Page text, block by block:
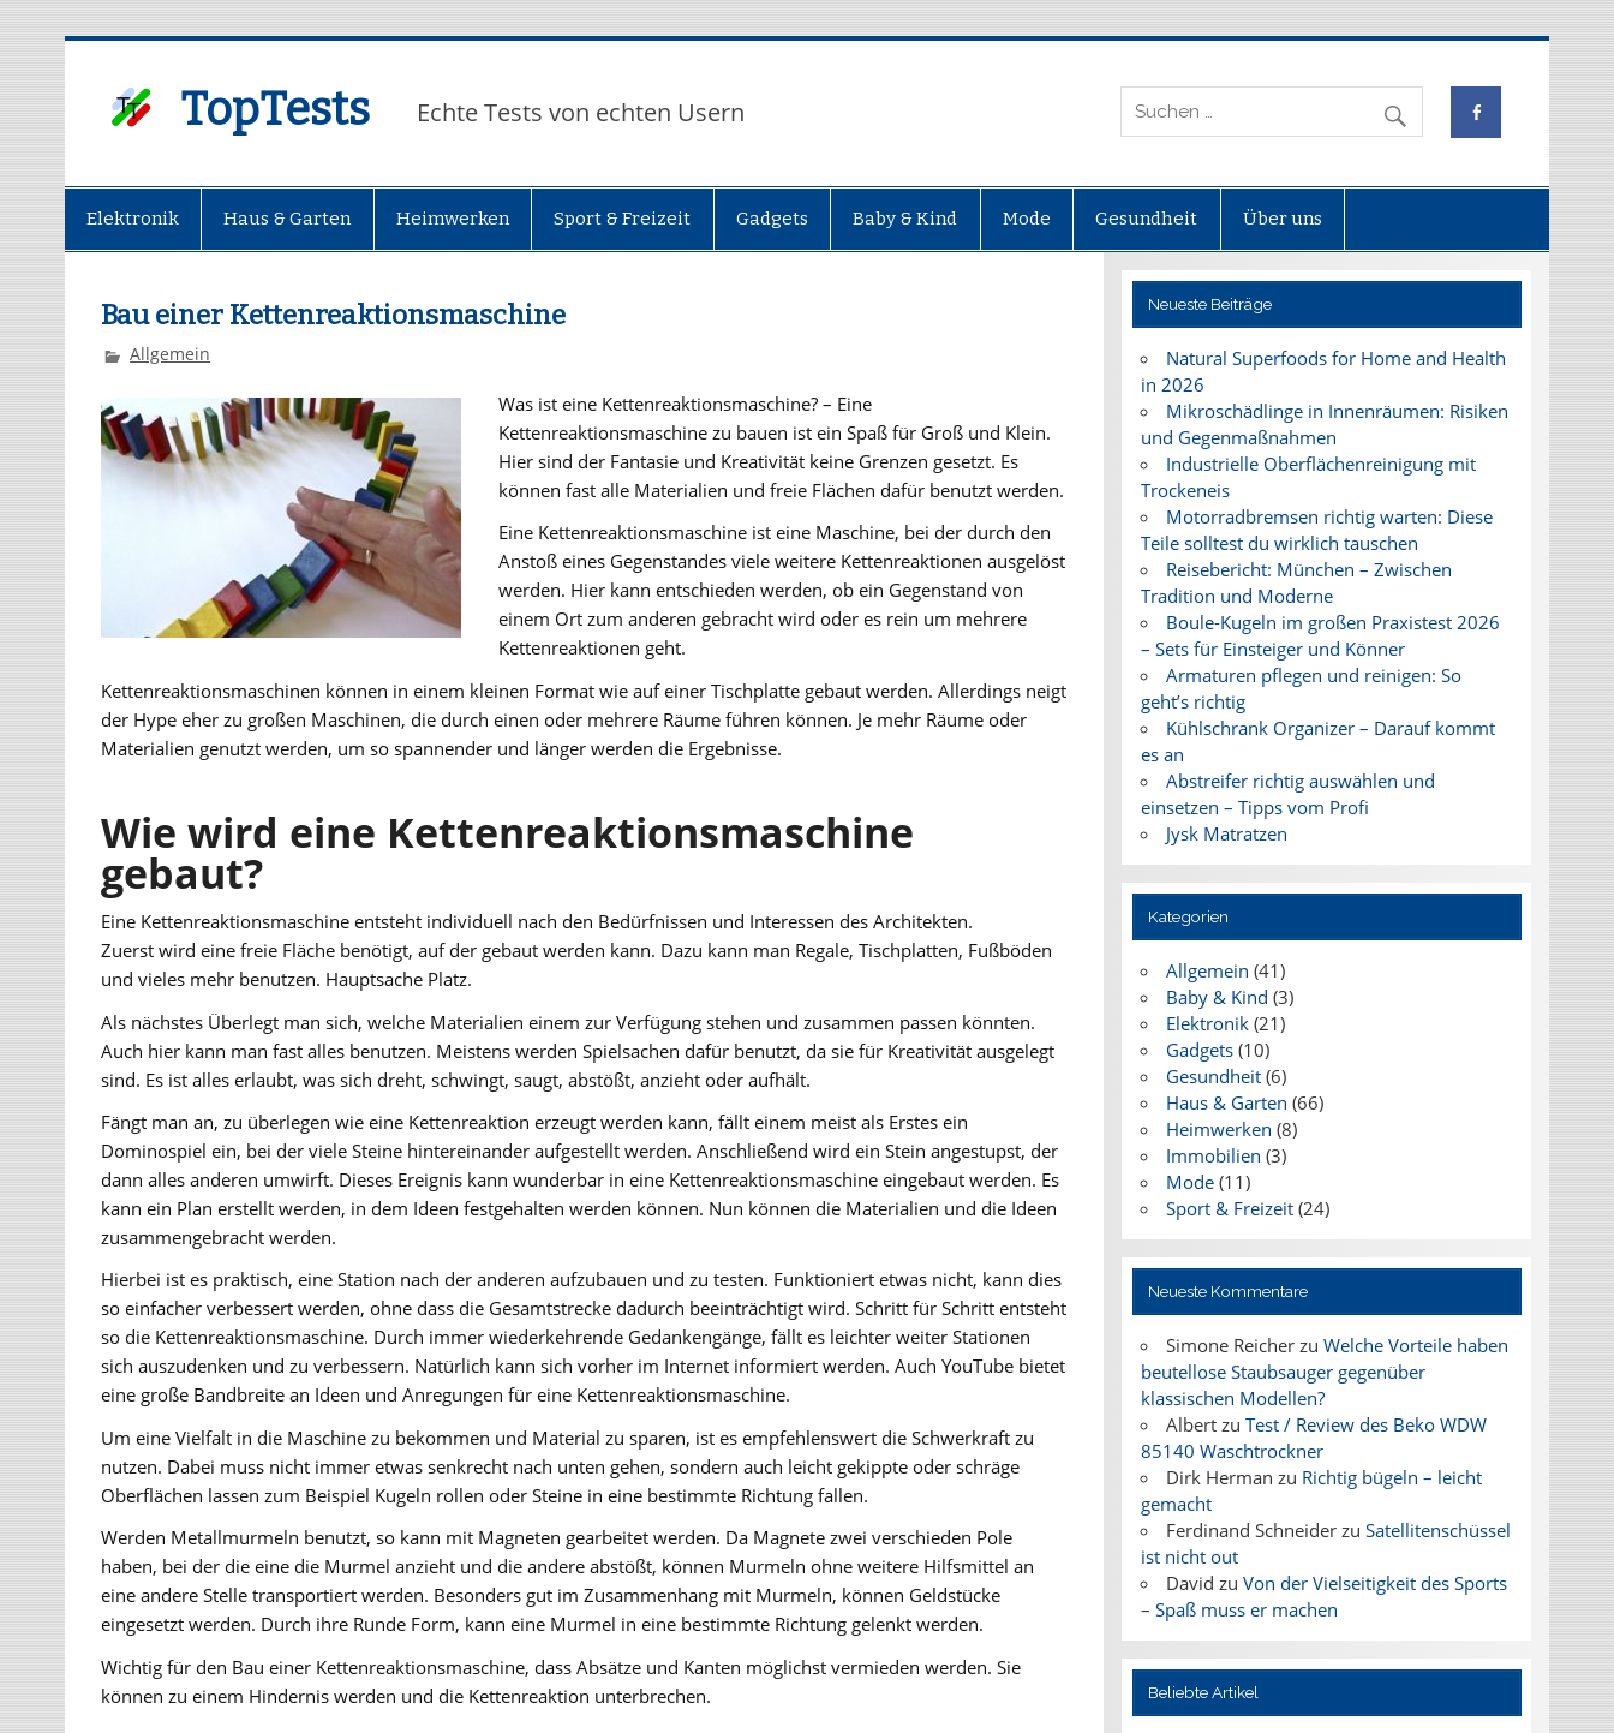
TopTests Echte Tests von echten Usern
Elektronik Haus & Garten Heimwerken Sport & Freizeit Gadgets Baby & Kind Mode Gesundheit Über uns
Bau einer Kettenreaktionsmaschine
Allgemein
Was ist eine Kettenreaktionsmaschine? – Eine
Kettenreaktionsmaschine zu bauen ist ein Spaß für Groß und Klein.
Hier sind der Fantasie und Kreativität keine Grenzen gesetzt. Es
können fast alle Materialien und freie Flächen dafür benutzt werden.
Eine Kettenreaktionsmaschine ist eine Maschine, bei der durch den
Anstoß eines Gegenstandes viele weitere Kettenreaktionen ausgelöst
werden. Hier kann entschieden werden, ob ein Gegenstand von
einem Ort zum anderen gebracht wird oder es rein um mehrere
Kettenreaktionen geht.
Kettenreaktionsmaschinen können in einem kleinen Format wie auf einer Tischplatte gebaut werden. Allerdings neigt
der Hype eher zu großen Maschinen, die durch einen oder mehrere Räume führen können. Je mehr Räume oder
Materialien genutzt werden, um so spannender und länger werden die Ergebnisse.
Wie wird eine Kettenreaktionsmaschine
gebaut?
Eine Kettenreaktionsmaschine entsteht individuell nach den Bedürfnissen und Interessen des Architekten.
Zuerst wird eine freie Fläche benötigt, auf der gebaut werden kann. Dazu kann man Regale, Tischplatten, Fußböden
und vieles mehr benutzen. Hauptsache Platz.
Als nächstes Überlegt man sich, welche Materialien einem zur Verfügung stehen und zusammen passen könnten.
Auch hier kann man fast alles benutzen. Meistens werden Spielsachen dafür benutzt, da sie für Kreativität ausgelegt
sind. Es ist alles erlaubt, was sich dreht, schwingt, saugt, abstößt, anzieht oder aufhält.
Fängt man an, zu überlegen wie eine Kettenreaktion erzeugt werden kann, fällt einem meist als Erstes ein
Dominospiel ein, bei der viele Steine hintereinander aufgestellt werden. Anschließend wird ein Stein angestupst, der
dann alles anderen umwirft. Dieses Ereignis kann wunderbar in eine Kettenreaktionsmaschine eingebaut werden. Es
kann ein Plan erstellt werden, in dem Ideen festgehalten werden können. Nun können die Materialien und die Ideen
zusammengebracht werden.
Hierbei ist es praktisch, eine Station nach der anderen aufzubauen und zu testen. Funktioniert etwas nicht, kann dies
so einfacher verbessert werden, ohne dass die Gesamtstrecke dadurch beeinträchtigt wird. Schritt für Schritt entsteht
so die Kettenreaktionsmaschine. Durch immer wiederkehrende Gedankengänge, fällt es leichter weiter Stationen
sich auszudenken und zu verbessern. Natürlich kann sich vorher im Internet informiert werden. Auch YouTube bietet
eine große Bandbreite an Ideen und Anregungen für eine Kettenreaktionsmaschine.
Um eine Vielfalt in die Maschine zu bekommen und Material zu sparen, ist es empfehlenswert die Schwerkraft zu
nutzen. Dabei muss nicht immer etwas senkrecht nach unten gehen, sondern auch leicht gekippte oder schräge
Oberflächen lassen zum Beispiel Kugeln rollen oder Steine in eine bestimmte Richtung fallen.
Werden Metallmurmeln benutzt, so kann mit Magneten gearbeitet werden. Da Magnete zwei verschieden Pole
haben, bei der die eine die Murmel anzieht und die andere abstößt, können Murmeln ohne weitere Hilfsmittel an
eine andere Stelle transportiert werden. Besonders gut im Zusammenhang mit Murmeln, können Geldstücke
eingesetzt werden. Durch ihre Runde Form, kann eine Murmel in eine bestimmte Richtung gelenkt werden.
Wichtig für den Bau einer Kettenreaktionsmaschine, dass Absätze und Kanten möglichst vermieden werden. Sie
können zu einem Hindernis werden und die Kettenreaktion unterbrechen.
Neueste Beiträge
Natural Superfoods for Home and Health
in 2026
Mikroschädlinge in Innenräumen: Risiken
und Gegenmaßnahmen
Industrielle Oberflächenreinigung mit
Trockeneis
Motorradbremsen richtig warten: Diese
Teile solltest du wirklich tauschen
Reisebericht: München – Zwischen
Tradition und Moderne
Boule-Kugeln im großen Praxistest 2026
– Sets für Einsteiger und Könner
Armaturen pflegen und reinigen: So
geht’s richtig
Kühlschrank Organizer – Darauf kommt
es an
Abstreifer richtig auswählen und
einsetzen – Tipps vom Profi
Jysk Matratzen
Kategorien
Allgemein (41)
Baby & Kind (3)
Elektronik(21)
Gadgets(10)
Gesundheit(6)
Haus & Garten (66)
Heimwerken (8)
Immobilien (3)
Mode(11)
Sport & Freizeit(24)
Neueste Kommentare
Simone Reicherzu Welche Vorteile haben
beutellose Staubsauger gegenüber
klassischen Modellen?
Albertzu Test / Review des Beko WDW
85140 Waschtrockner
Dirk Herman zu Richtig bügeln – leicht
gemacht
Ferdinand Schneiderzu Satellitenschüssel
ist nicht out
David zu Von der Vielseitigkeit des Sports
– Spaß muss er machen
Beliebte Artikel